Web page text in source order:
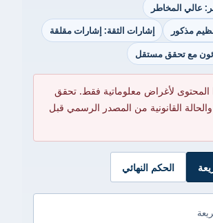
عالي المخاطر
مذكور
إشارات الثقة: إشارات مقلقة
مع تحقق مستقل
المحتوى لأغراض معلوماتية فقط. تحقق
القانونية من المصدر الرسمي قبل
الحكم النهائي